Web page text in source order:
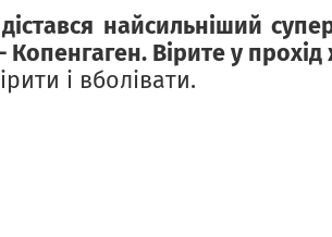
найсильніший
Копенгаген. Вірите у
і вболівати.